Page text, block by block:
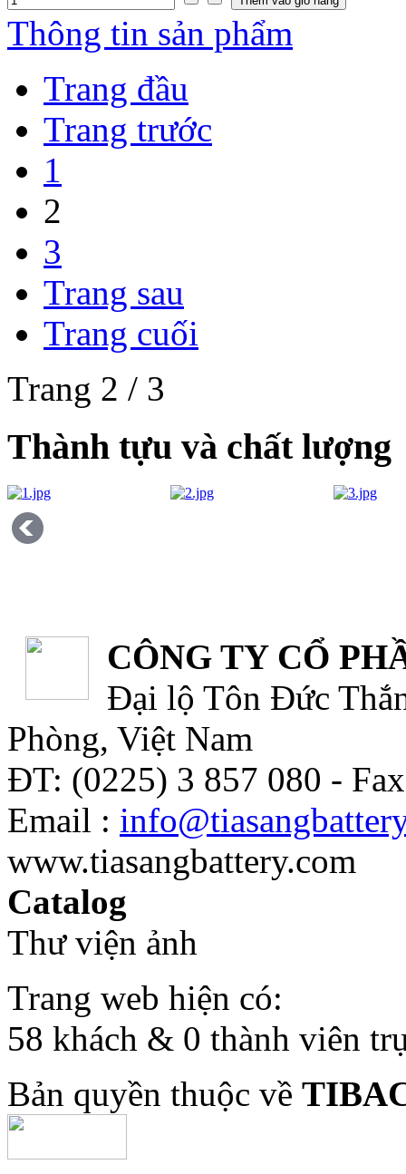
Thông tin sản phẩm
Trang đầu
Trang trước
1
2
3
Trang sau
Trang cuối
Trang 2 / 3
Thành tựu và chất lượng
CÔNG TY CỔ
Đại lộ Tôn Đức
Phòng, Việt Nam
ĐT: (0225) 3 857 080 -
Email :
www.tiasangbattery.com
Catalog
Thư viện ảnh
Trang web hiện có:
58 khách & 0 thành viên
Bản quyền thuộc về